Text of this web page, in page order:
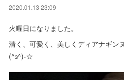
2020.01.13 23:09
火曜日になりました。
清く、可愛く、美しくディアナギン
(^з^)-☆